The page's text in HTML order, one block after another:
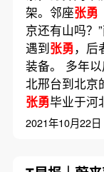
架。邻座张勇
京还有山吗？
遇到张勇，后
装备。 多年
北邢台到北京
张勇毕业于
2021年10月22日